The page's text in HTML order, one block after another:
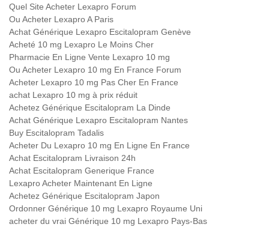
Quel Site Acheter Lexapro Forum
Ou Acheter Lexapro A Paris
Achat Générique Lexapro Escitalopram Genève
Acheté 10 mg Lexapro Le Moins Cher
Pharmacie En Ligne Vente Lexapro 10 mg
Ou Acheter Lexapro 10 mg En France Forum
Acheter Lexapro 10 mg Pas Cher En France
achat Lexapro 10 mg à prix réduit
Achetez Générique Escitalopram La Dinde
Achat Générique Lexapro Escitalopram Nantes
Buy Escitalopram Tadalis
Acheter Du Lexapro 10 mg En Ligne En France
Achat Escitalopram Livraison 24h
Achat Escitalopram Generique France
Lexapro Acheter Maintenant En Ligne
Achetez Générique Escitalopram Japon
Ordonner Générique 10 mg Lexapro Royaume Uni
acheter du vrai Générique 10 mg Lexapro Pays-Bas